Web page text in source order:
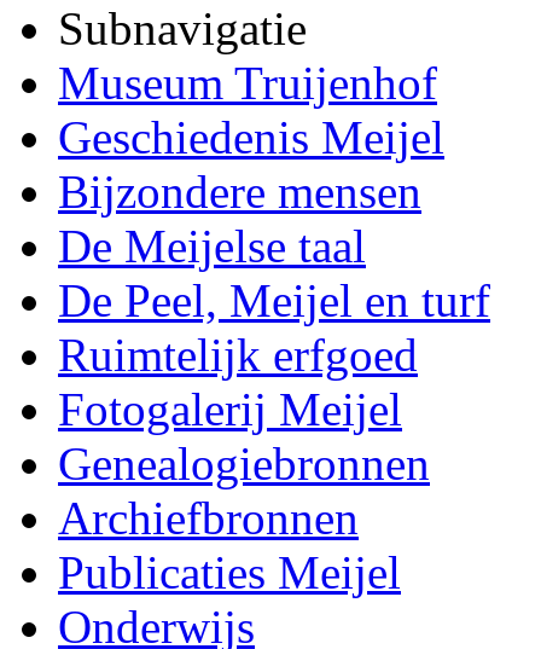
Subnavigatie
Museum Truijenhof
Geschiedenis Meijel
Bijzondere mensen
De Meijelse taal
De Peel, Meijel en turf
Ruimtelijk erfgoed
Fotogalerij Meijel
Genealogiebronnen
Archiefbronnen
Publicaties Meijel
Onderwijs